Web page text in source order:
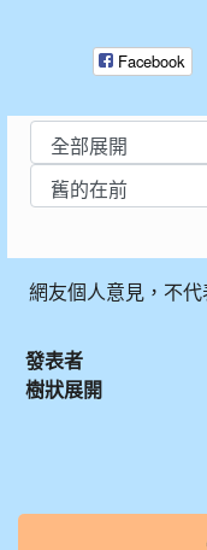
Facebook
網友個人意見，不
發表者
樹狀展開
:::